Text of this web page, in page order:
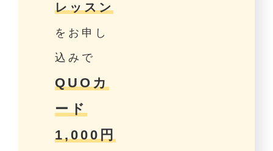
レッスン
をお申し
込みで
QUOカ
ード
1,000円